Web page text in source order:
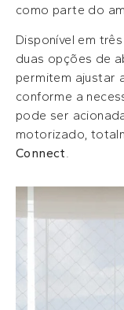
como parte do
Disponível em
duas opções de
permitem ajustar
conforme a
pode ser
motorizado,
Connect.